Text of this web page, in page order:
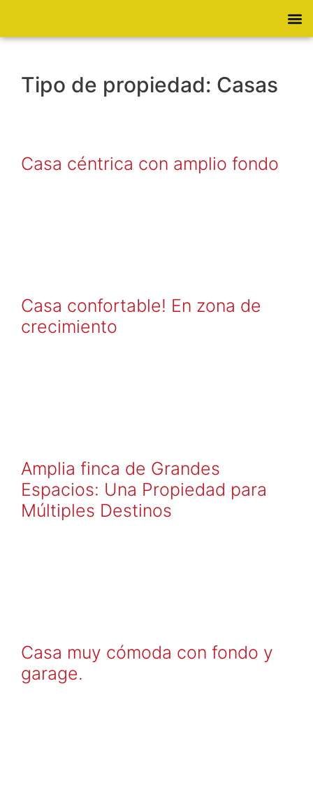
Tipo de propiedad: Casas
Casa céntrica con amplio fondo
Casa confortable! En zona de
crecimiento
Amplia finca de Grandes
Espacios: Una Propiedad para
Múltiples Destinos
Casa muy cómoda con fondo y
garage.